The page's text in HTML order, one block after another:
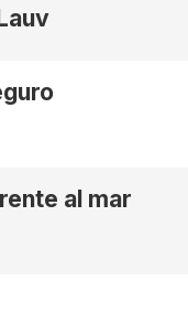
al mar